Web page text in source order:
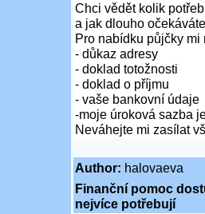
Chci vědět kolik
a jak dlouho
Pro nabídku půjčky mi
- důkaz adresy
- doklad totožnosti
- doklad o příjmu
- vaše bankovní údaje
-moje úroková sazba
Neváhejte mi zasílat
Author: halovaeva
Finanční pomoc
nejvíce potřebují